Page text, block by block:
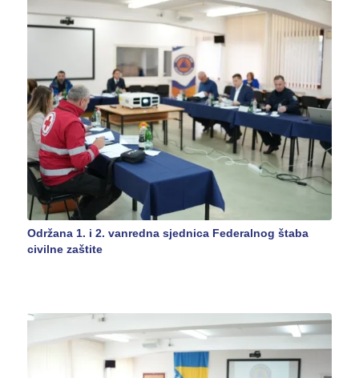
Održana 1. i 2. vanredna sjednica Federalnog štaba
civilne zaštite